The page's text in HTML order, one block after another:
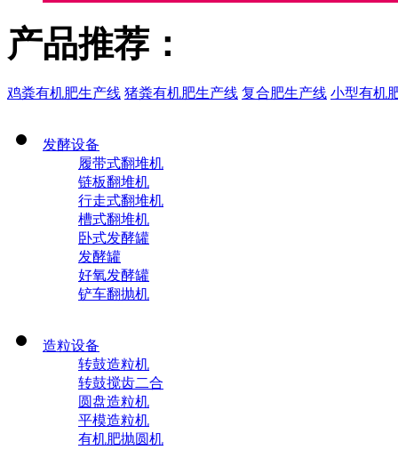
产品推荐：
鸡粪有机肥生产线 猪粪有机肥生产线 复合肥生产线 小型有机
发酵设备
履带式翻堆机
链板翻堆机
行走式翻堆机
槽式翻堆机
卧式发酵罐
发酵罐
好氧发酵罐
铲车翻抛机
造粒设备
转鼓造粒机
转鼓搅齿二合
圆盘造粒机
平模造粒机
有机肥抛圆机